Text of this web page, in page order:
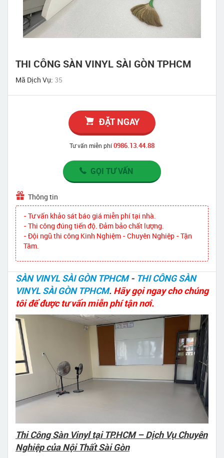
THI CÔNG SÀN VINYL SÀI GÒN TPHCM
Mã Dịch Vụ: 35
ĐẶT NGAY
Tư vấn miễn phí0986.13.44.88
GỌI TƯ VẤN
Thông tin
- Tư vấn khảo sát báo giá miễn phí tại nhà.
- Thi công đúng tiến độ. Đảm bảo chất lượng.
- Đội ngũ thi công Kinh Nghiệm - Chuyên Nghiệp - Tận
Tâm.
SÀN VINYL SÀI GÒN TPHCM- THI CÔNG SÀN
VINYL SÀI GÒN TPHCM. Hãy gọi ngay cho chúng
tôi để được tư vấn miễn phí tận nơi.
Thi Công Sàn Vinyl tại TP.HCM – Dịch Vụ Chuyên
Nghiệp của Nội Thất Sài Gòn